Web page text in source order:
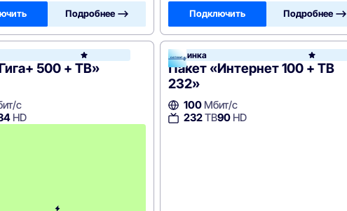
Подробнее —> Подключить Подробнее —>
Дом.ру
500 + ТВ»
с
HD
Новинка
Пакет «Интернет 100 + ТВ
232»
100 Мбит/с
232ТВ90 HD